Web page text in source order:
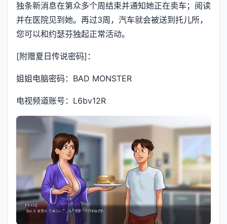
独条新消息在第众多个周结束并通知她正在卖车；阅读
并在医院见到她。再过3周，汽车就会被送到托儿所，
您可以和约瑟芬独起正常活动。
[附赠夏日传说密码]：
姐姐电脑密码：BAD MONSTER
电视频道账号：L6bv12R